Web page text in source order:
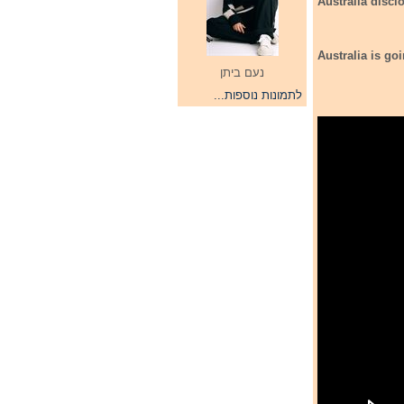
נעם ביתן
לתמונות נוספות...
Australia is